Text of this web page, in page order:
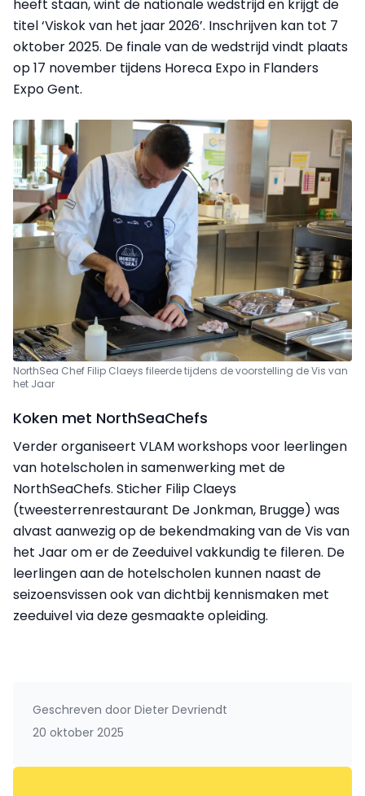
heeft staan, wint de nationale wedstrijd en krijgt de
titel ‘Viskok van het jaar 2026’. Inschrijven kan tot 7
oktober 2025. De finale van de wedstrijd vindt plaats
op 17 november tijdens Horeca Expo in Flanders
Expo Gent.
NorthSea Chef Filip Claeys fileerde tijdens de voorstelling de Vis van
het Jaar
Koken met NorthSeaChefs
Verder organiseert VLAM workshops voor leerlingen
van hotelscholen in samenwerking met de
NorthSeaChefs. Sticher Filip Claeys
(tweesterrenrestaurant De Jonkman, Brugge) was
alvast aanwezig op de bekendmaking van de Vis van
het Jaar om er de Zeeduivel vakkundig te fileren. De
leerlingen aan de hotelscholen kunnen naast de
seizoensvissen ook van dichtbij kennismaken met
zeeduivel via deze gesmaakte opleiding.
Geschreven door Dieter Devriendt
20 oktober 2025